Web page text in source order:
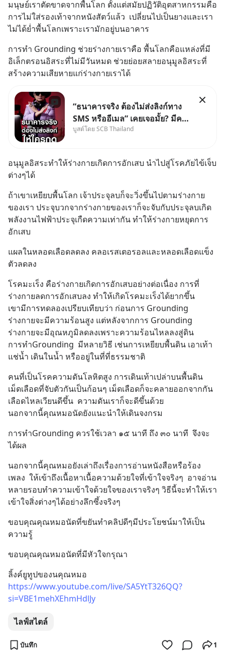
มนุษย์เราตัดขาดจากพื้นโลก ตั้งแต่สมัยปฏิวัติอุตสาหกรรมคือ
การไม่ใส่รองเท้าจากหนังสัตว์แล้ว  เปลี่ยนไปเป็นยางและเรา
ไม่ได้ย่ำพื้นโลกเพราะเรามักอยู่บนอาคาร
การทำ Grounding ช่วยร่างกายเราคือ พื้นโลกคือแหล่งที่มี
อิเล็กตรอนอิสระที่ไม่มีวันหมด ช่วยย่อยสลายอนุมูลอิสระที่
สร้างความเสียหายแก่ร่างกายเราได้
“ธนาคารจริง ต้องไม่ส่งลิงก์ทาง
SMS หรืออีเมล” เคยเจอมั้ย? มีคน
อ้างว่าโทรจากธนาคาร บอกว่า
“ป้าเก๋าเล่ากลโกง” เพื่อรู้ทันมุก
บูสต์โดย SCB Thailand
อนุมูลอิสระทำให้ร่างกายเกิดการอักเสบ นำไปสู่โรคภัยไข้เจ็บ
ต่างๆได้
ถ้าเขาเหยียบพื้นโลก เจ้าประจุลบก็จะวิ่งขึ้นไปตามร่างกาย
ของเรา ประจุบวกจากร่างกายของเราก็จะจับกับประจุลบเกิด
พลังงานไฟฟ้าประจุเกืดความเท่ากัน ทำให้ร่างกายหยุดการ
อักเสบ
แผลในหลอดเลือดลดลง คลอเรสเตอรอลและหลอดเลือดแข็ง
ตัวลดลง
โรคมะเร็ง คือร่างกายเกิดการอักเสบอย่างต่อเนื่อง การที่
ร่างกายลดการอักเสบลง ทำให้เกิดโรคมะเร็งได้ยากขึ้น
เขามีการทดลองเปรียบเทียบว่า ก่อนการ Grounding
ร่างกายจะมีความร้อนสูง แต่หลังจากการ Grounding
ร่างกายจะมีอุณหภูมิลดลงเพราะความร้อนไหลลงสู่ดิน
การทำGrounding  มีหลายวิธี เช่นการเหยียบพื้นดิน เอาเท้า
แช่น้ำ เดินในน้ำ หรืออยู่ในที่ที่ธรรมชาติ
คนที่เป็นโรคความดันโลหิตสูง การเดินเท้าเปล่าบนพื้นดิน
เม็ดเลือดที่จับตัวกันเป็นก้อนๆ เม็ดเลือดก็จะคลายออกจากกัน
เลือดไหลเวียนดีขึ้น  ความดันเราก็จะดีขึ้นด้วย
นอกจากนี้คุณหมอนัดยังแนะนำให้เดินจงกรม
การทำGrounding ควรใช้เวลา ๑๕ นาที ถึง ๓๐ นาที  จึงจะ
ได้ผล
นอกจากนี้คุณหมอยังเล่าถึงเรื่องการอ่านหนังสือหรือร้อง
เพลง  ให้เข้าถึงเนื้อหาเนื้อความด้วยใจที่เข้าใจจริงๆ  อาจอ่าน
หลายรอบทำความเข้าใจด้วยใจของเราจริงๆ วิธีนี้จะทำให้เรา
เข้าใจสิ่งต่างๆได้อย่างลึกซึ้งจริงๆ
ขอบคุณคุณหมอนัดที่ขยันทำคลิปดีๆมีประโยชน์มาให้เป็น
ความรู้
ขอบคุณคุณหมอนัดที่มีหัวใจกรุณา
ลิ้งค์ยูทูปของนคุณหมอ
https://www.youtube.com/live/SA5YtT326QQ?
si=VBE1mehXEhmHdlJy
ไลฟ์สไตล์
บันทึก 1